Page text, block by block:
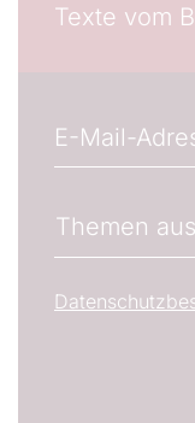
Texte vom
E-Mail
Newsletter-
Themen